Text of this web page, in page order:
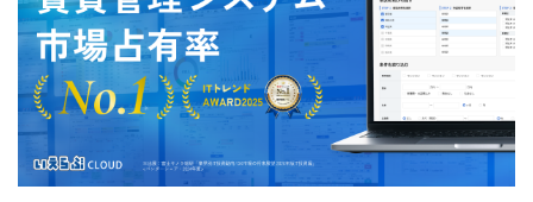
ニュース一覧 お役立ちブログ 資料ダウンロード
特長 サービス一覧